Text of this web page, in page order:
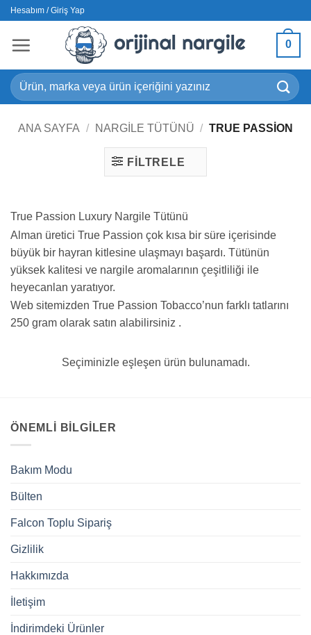
İçeriğe
Hesabım / Giriş Yap
0
Ara:
ANA SAYFA / NARGILE TÜTÜNÜ / TRUE PASSION
FILTRELE
True Passion Luxury Nargile Tütünü
Alman üretici True Passion çok kısa bir süre içerisinde
büyük bir hayran kitlesine ulaşmayı başardı. Tütünün
yüksek kalitesi ve nargile aromalarının çeşitliliği ile
heyecanlan yaratıyor.
Web sitemizden True Passion Tobacco’nun farklı tatlarını
250 gram olarak satın alabilirsiniz .
Seçiminizle eşleşen ürün bulunamadı.
ÖNEMLI BILGILER
Bakım Modu
Bülten
Falcon Toplu Sipariş
Gizlilik
Hakkımızda
İletişim
İndirimdeki Ürünler